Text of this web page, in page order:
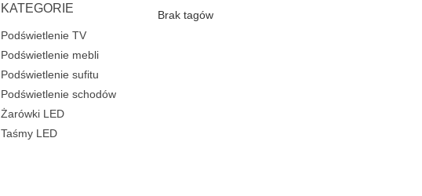
KATEGORIE
Podświetlenie TV
Podświetlenie mebli
Podświetlenie sufitu
Podświetlenie schodów
Żarówki LED
Taśmy LED
Brak tagów